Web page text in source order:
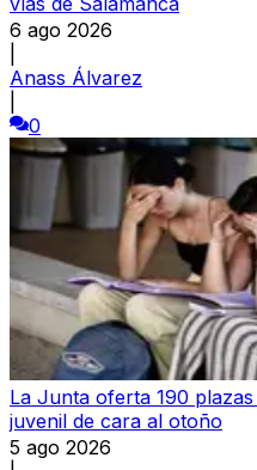
6 ago 2026
Anass Álvarez
0
La Junta oferta 190
juvenil de cara al otoño
5 ago 2026